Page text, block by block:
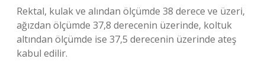
Rektal, kulak ve alından ölçümde 38 derece ve üzeri,
ağızdan ölçümde 37,8 derecenin üzerinde, koltuk
altından ölçümde ise 37,5 derecenin üzerinde ateş
kabul edilir.